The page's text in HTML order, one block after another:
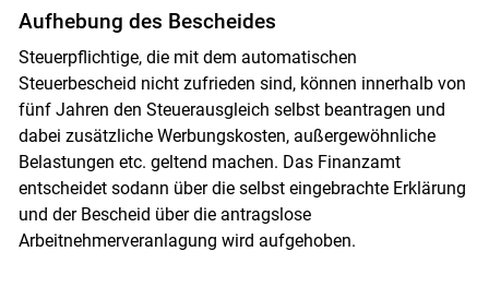
Aufhebung des Bescheides
Steuerpflichtige, die mit dem automatischen
Steuerbescheid nicht zufrieden sind, können innerhalb von
fünf Jahren den Steuerausgleich selbst beantragen und
dabei zusätzliche Werbungskosten, außergewöhnliche
Belastungen etc. geltend machen. Das Finanzamt
entscheidet sodann über die selbst eingebrachte Erklärung
und der Bescheid über die antragslose
Arbeitnehmerveranlagung wird aufgehoben.